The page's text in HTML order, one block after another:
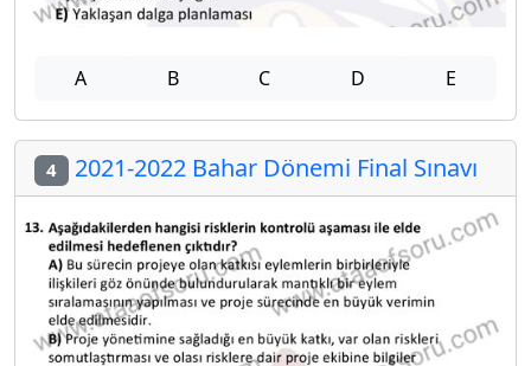
A B C D E
4 2021-2022 Bahar Dönemi Final Sınavı